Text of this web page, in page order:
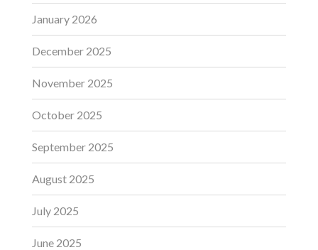
January 2026
December 2025
November 2025
October 2025
September 2025
August 2025
July 2025
June 2025